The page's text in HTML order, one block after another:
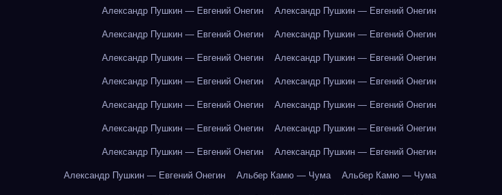
Александр Пушкин — Евгений Онегин Александр Пушкин — Евгений Онегин
Александр Пушкин — Евгений Онегин Александр Пушкин — Евгений Онегин
Александр Пушкин — Евгений Онегин Александр Пушкин — Евгений Онегин
Александр Пушкин — Евгений Онегин Александр Пушкин — Евгений Онегин
Александр Пушкин — Евгений Онегин Александр Пушкин — Евгений Онегин
Александр Пушкин — Евгений Онегин Александр Пушкин — Евгений Онегин
Александр Пушкин — Евгений Онегин Александр Пушкин — Евгений Онегин
Александр Пушкин — Евгений Онегин Альбер Камю — Чума Альбер Камю — Чума